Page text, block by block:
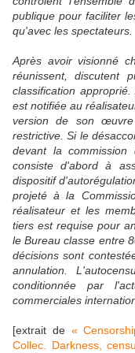
publique pour faciliter
qu'avec les spectateurs.
Après avoir visionné
réunissent, discutent
classification
est notifiée au
version de son
restrictive. Si le
devant la
consiste d'abord à
dispositif
projeté à la
réalisateur et les
tiers est requise pour
le Bureau classe entre
décisions sont
annulation.
conditionnée par
commerciales
[extrait de «
Collec. Darkness,